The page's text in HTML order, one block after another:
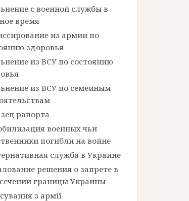
с военной службы в
время
из армии по
здоровья
из ВСУ по состоянию
из ВСУ по семейным
рапорта
военных чьи
погибли на войне
служба в Украине
решения о запрете в
границы Украины
з армії